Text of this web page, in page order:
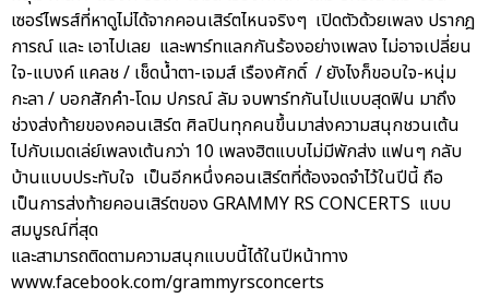
เซอร์ไพรส์ที่หาดูไม่ได้จากคอนเสิร์ตไหนจริงๆ เปิดตัวด้วยเพลง ปรากฎ
การณ์ และ เอาไปเลย และพาร์ทแลกกันร้องอย่างเพลง ไม่อาจเปลี่ยน
ใจ-แบงค์ แคลช / เช็ดน้ำตา-เจมส์ เรืองศักดิ์ / ยังไงก็ขอบใจ-หนุ่ม
กะลา / บอกสักคำ-โดม ปกรณ์ ลัม จบพาร์ทกันไปแบบสุดฟิน มาถึง
ช่วงส่งท้ายของคอนเสิร์ต ศิลปินทุกคนขึ้นมาส่งความสนุกชวนเต้น
ไปกับเมดเล่ย์เพลงเต้นกว่า 10 เพลงฮิตแบบไม่มีพักส่ง แฟนๆ กลับ
บ้านแบบประทับใจ เป็นอีกหนึ่งคอนเสิร์ตที่ต้องจดจำไว้ในปีนี้ ถือ
เป็นการส่งท้ายคอนเสิร์ตของ GRAMMY RS CONCERTS แบบ
สมบูรณ์ที่สุด
และสามารถติดตามความสนุกแบบนี้ได้ในปีหน้าทาง
www.facebook.com/grammyrsconcerts